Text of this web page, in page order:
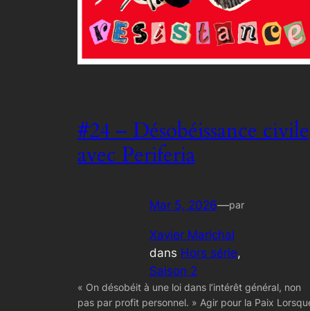
#24 – Désobéissance
avec Periferia
Mar 5, 2026—par
Xavier Marichal
dans Hors série
Saison 2
« On désobéit à une loi dans l’intérêt général, non
pas par profit personnel. » Agir pour la Paix